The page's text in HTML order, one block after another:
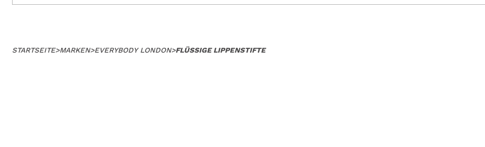
STARTSEITE>MARKEN>EVERYBODY LONDON>FLÜSSIGE LIPPENSTIFTE